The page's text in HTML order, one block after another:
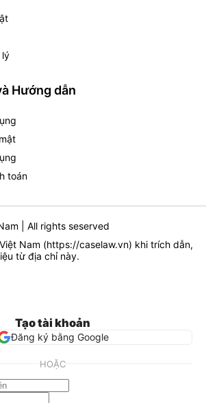
lý
Hướng dẫn
toán
| All rights seserved
Nam (https://caselaw.vn) khi trích dẫn,
từ địa chỉ này.
Tạo tài khoản
Đăng ký bằng Google
HOẶC